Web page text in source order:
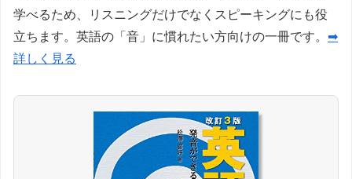
学べるため、リスニングだけでなくスピーキングにも役
立ちます。英語の「音」に慣れたい方向けの一冊です。 ➡
詳しく見る